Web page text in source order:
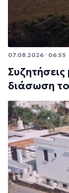
07.08.2026 · 06:55
διάσωση